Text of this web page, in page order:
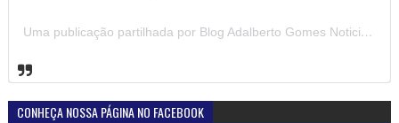
Uma publicação partilhada por Blog Adalberto Gomes Noticias (@blogadalbertogomesnoticiass)
CONHEÇA NOSSA PÁGINA NO FACEBOOK